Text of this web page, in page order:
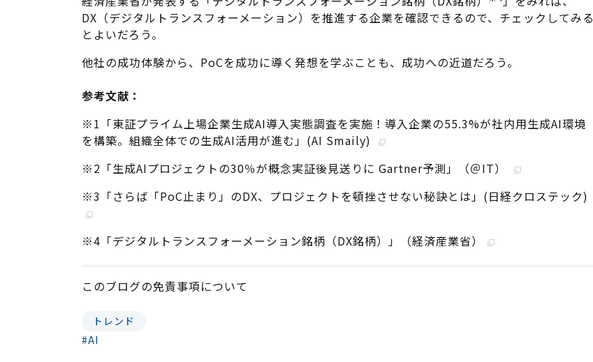
DX（デジタルトランスフォーメーション）を推進する企業を確認できるので、チェックしてみる
とよいだろう。
他社の成功体験から、PoCを成功に導く発想を学ぶことも、成功への近道だろう。
参考文献：
※1 「東証プライム上場企業生成AI導入実態調査を実施！導入企業の55.3%が社内用生成AI環境
を構築。組織全体での生成AI活用が進む」(AI Smaily)
※2 「生成AIプロジェクトの30％が概念実証後見送りに Gartner予測」（＠IT）
※3 「さらば「PoC止まり」のDX、プロジェクトを頓挫させない秘訣とは」(日経クロステック)
※4 「デジタルトランスフォーメーション銘柄（DX銘柄）」（経済産業省）
このブログの免責事項について
トレンド
#AI